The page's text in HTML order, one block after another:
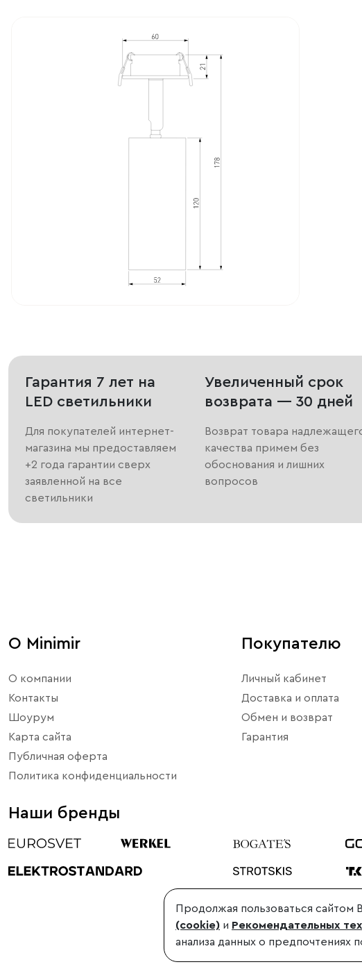
Гарантия 7 лет на
LED светильники
Для покупателей интернет-
магазина мы предоставляем
+2 года гарантии сверх
заявленной на все
светильники
Увеличенный срок
возврата — 30 дней
Возврат товара
качества примем без
обоснования и лишних
вопросов
О Minimir
О компании
Контакты
Шоурум
Карта сайта
Публичная оферта
Политика конфиденциальности
Покупателю
Личный кабинет
Доставка и оплата
Обмен и возврат
Гарантия
Наши бренды
©1998-2026, Minimir.ru – официальный интернет-магазин производителя.
Использование материалов сайта без согласования запрещено.
Продолжая пользоваться сайтом
(cookie) и Рекомендательных
анализа данных о предпочтениях